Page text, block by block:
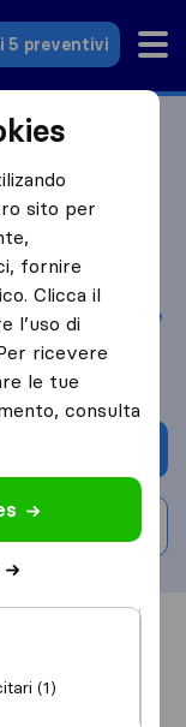
5 preventivi
Italia
i
con altre
aziende
sito per
fornire
Clicca il
l’uso di
ricevere
le tue
consulta
(1)